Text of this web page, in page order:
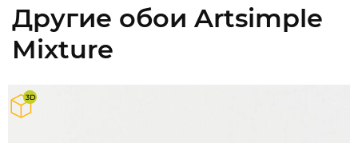
Другие обои Artsimple
Mixture